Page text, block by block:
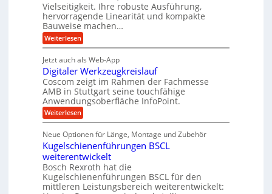
e
t
r
i
e
b
e
f
ü
r
r
a
u
e
U
m
u
f
t
r
g
s
e
i
n
g
a
n
g
,
w
e
n
i
g
e
r
S
t
l
l
e
n
a
n
g
e
n
g
t
r
i
e
b
e
f
ü
p
r
ä
z
i
s
e
Vielseitigkeit. Ihre robuste Ausführung,
hervorragende Linearität und kompakte
Bauweise machen…
Weiterlesen:
P
ä
z
i
s
i
o
n
f
r
A
u
t
o
m
o
Jetzt auch als Web-App
Digitaler Werkzeugkreislauf
Coscom zeigt im Rahmen der Fachmesse
AMB in Stuttgart seine touchfähige
Anwendungsoberfläche InfoPoint.
Weiterlesen:
D
g
i
t
a
l
e
r
Neue Optionen für Länge, Montage und Zubehör
Kugelschienenführungen BSCL
weiterentwickelt
Bosch Rexroth hat die
Kugelschienenführungen BSCL für den
mittleren Leistungsbereich weiterentwickelt: